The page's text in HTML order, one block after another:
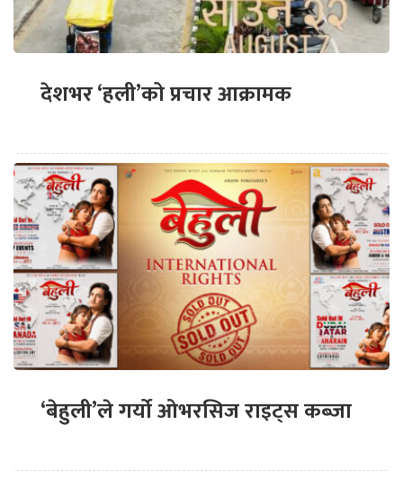
देशभर ‘हली’को प्रचार आक्रामक
‘बेहुली’ले गर्यो ओभरसिज राइट्स कब्जा